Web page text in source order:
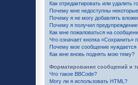
Как отредактировать или удалить
Почему мне недоступны
Почему я не могу добавлять
Почему я получил
Как мне пожаловаться на
Что означает кнопка «Сохранить»
Почему мое сообщение нуждается
Как мне вновь поднять мою тему?
Форматирование сообщений и
Что такое BBCode?
Могу ли я использовать HTML?